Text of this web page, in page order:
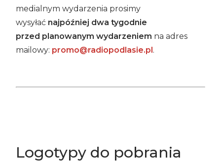
medialnym wydarzenia prosimy
wysyłać najpóźniej dwa tygodnie
przed planowanym wydarzeniem na adres
mailowy: promo@radiopodlasie.pl.
Logotypy do pobrania